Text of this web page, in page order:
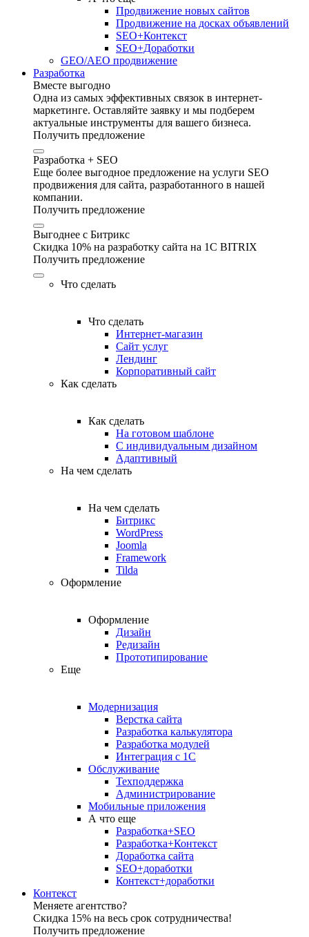
Продвижение новых сайтов
Продвижение на досках объявлений
SEO+Контекст
SEO+Доработки
GEO/AEO продвижение
Разработка
Вместе выгодно
Одна из самых эффективных связок в интернет-
маркетинге. Оставляйте заявку и мы подберем
актуальные инструменты для вашего бизнеса.
Получить предложение
Разработка + SEO
Еще более выгодное предложение на услуги SEO
продвижения для сайта, разработанного в нашей
компании.
Получить предложение
Выгоднее с Битрикс
Скидка 10% на разработку сайта на 1C BITRIX
Получить предложение
Что сделать
Что сделать
Интернет-магазин
Сайт услуг
Лендинг
Корпоративный сайт
Как сделать
Как сделать
На готовом шаблоне
С индивидуальным дизайном
Адаптивный
На чем сделать
На чем сделать
Битрикс
WordPress
Joomla
Framework
Tilda
Оформление
Оформление
Дизайн
Редизайн
Прототипирование
Еще
Модернизация
Верстка сайта
Разработка калькулятора
Разработка модулей
Интеграция с 1С
Обслуживание
Техподдержка
Администрирование
Мобильные приложения
А что еще
Разработка+SEO
Разработка+Контекст
Доработка сайта
SEO+доработки
Контекст+доработки
Контекст
Меняете агентство?
Скидка 15% на весь срок сотрудничества!
Получить предложение